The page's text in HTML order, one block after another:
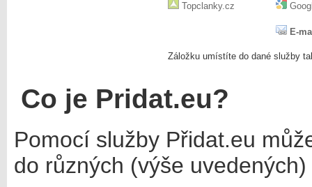
Topclanky.cz
E-
Záložku umístíte do dané služby
Co je Pridat.eu?
Pomocí služby Přidat.eu
do různých (výše